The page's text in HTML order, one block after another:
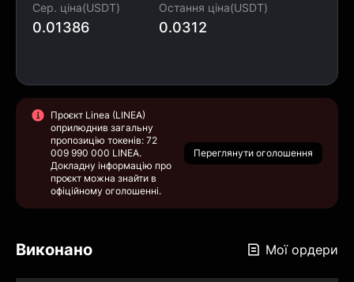
Сер. ціна(USDT)
0.01386
Остання ціна(USDT)
0.0312
Проєкт Linea (LINEA)
оприлюднив загальну
пропозицію токенів: 72
009 990 000 LINEA.
Докладну інформацію про
проєкт можна знайти в
офіційному оголошенні.
Переглянути оголошення
Виконано Мої ордери